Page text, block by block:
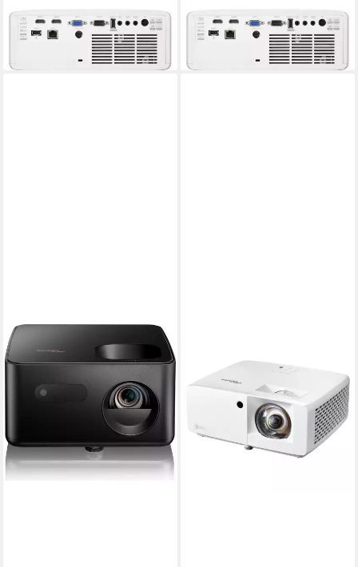
Beamer
ab 1.521,83 €
in 2-3 Werktagen bei dir
Beamer
ab 1.068,03 €
in 2-3 Werktagen bei dir